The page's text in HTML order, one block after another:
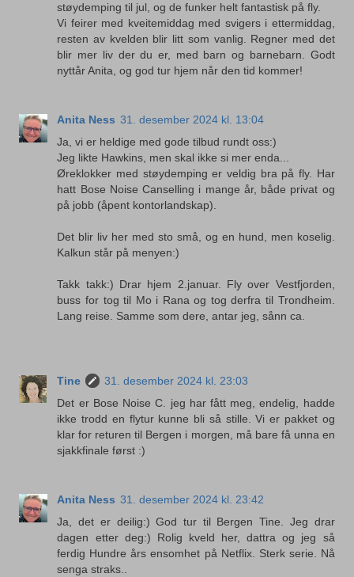
støydemping til jul, og de funker helt fantastisk på fly.
Vi feirer med kveitemiddag med svigers i ettermiddag,
resten av kvelden blir litt som vanlig. Regner med det
blir mer liv der du er, med barn og barnebarn. Godt
nyttår Anita, og god tur hjem når den tid kommer!
Anita Ness 31. desember 2024 kl. 13:04
Ja, vi er heldige med gode tilbud rundt oss:)
Jeg likte Hawkins, men skal ikke si mer enda...
Øreklokker med støydemping er veldig bra på fly. Har
hatt Bose Noise Canselling i mange år, både privat og
på jobb (åpent kontorlandskap).
Det blir liv her med sto små, og en hund, men koselig.
Kalkun står på menyen:)
Takk takk:) Drar hjem 2.januar. Fly over Vestfjorden,
buss for tog til Mo i Rana og tog derfra til Trondheim.
Lang reise. Samme som dere, antar jeg, sånn ca.
Tine
31. desember 2024 kl. 23:03
Det er Bose Noise C. jeg har fått meg, endelig, hadde
ikke trodd en flytur kunne bli så stille. Vi er pakket og
klar for returen til Bergen i morgen, må bare få unna en
sjakkfinale først :)
Anita Ness 31. desember 2024 kl. 23:42
Ja, det er deilig:) God tur til Bergen Tine. Jeg drar
dagen etter deg:) Rolig kveld her, dattra og jeg så
ferdig Hundre års ensomhet på Netflix. Sterk serie. Nå
senga straks..